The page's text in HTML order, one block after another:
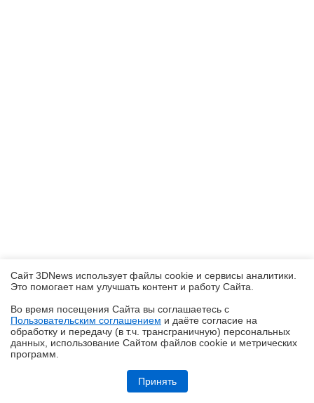
Обзор HUAWEI WATCH Kids X1 Pro: самые умные детские часы
Сайт 3DNews использует файлы cookie и сервисы аналитики.
Это помогает нам улучшать контент и работу Cайта.
Во время посещения Cайта вы соглашаетесь с
Пользовательским соглашением и даёте согласие на
обработку и передачу (в т.ч. трансграничную) персональных
данных, использование Cайтом файлов cookie и метрических
программ.
Принять